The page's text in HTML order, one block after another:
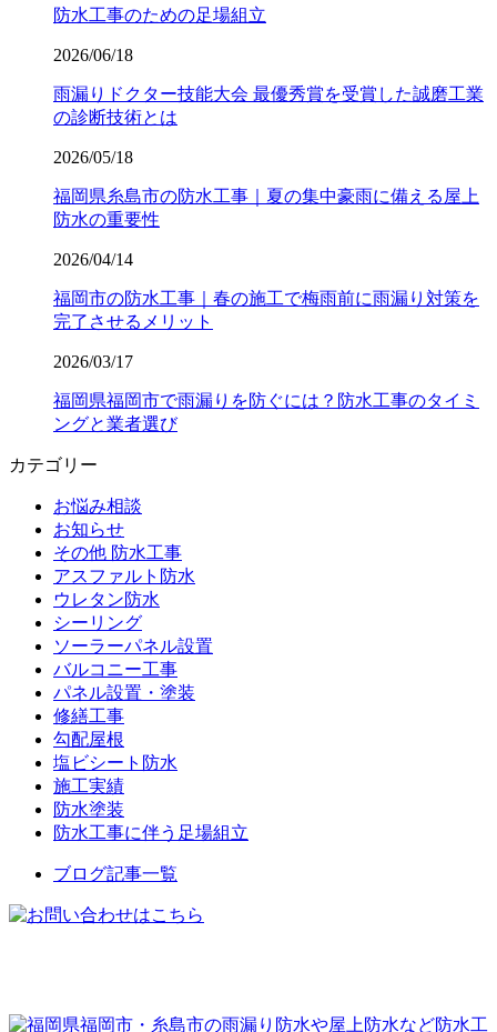
防水工事のための足場組立
2026/06/18
雨漏りドクター技能大会 最優秀賞を受賞した誠磨工業
の診断技術とは
2026/05/18
福岡県糸島市の防水工事｜夏の集中豪雨に備える屋上
防水の重要性
2026/04/14
福岡市の防水工事｜春の施工で梅雨前に雨漏り対策を
完了させるメリット
2026/03/17
福岡県福岡市で雨漏りを防ぐには？防水工事のタイミ
ングと業者選び
カテゴリー
お悩み相談
お知らせ
その他 防水工事
アスファルト防水
ウレタン防水
シーリング
ソーラーパネル設置
バルコニー工事
パネル設置・塗装
修繕工事
勾配屋根
塩ビシート防水
施工実績
防水塗装
防水工事に伴う足場組立
ブログ記事一覧